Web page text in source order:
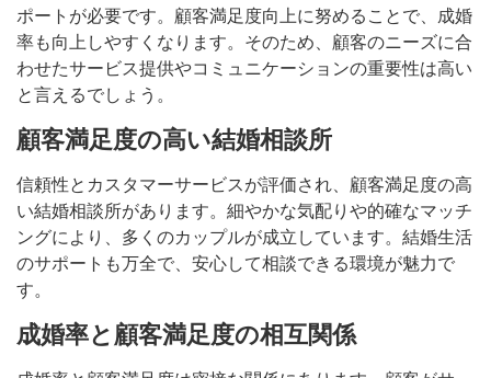
ポートが必要です。顧客満足度向上に努めることで、成婚
率も向上しやすくなります。そのため、顧客のニーズに合
わせたサービス提供やコミュニケーションの重要性は高い
と言えるでしょう。
顧客満足度の高い結婚相談所
信頼性とカスタマーサービスが評価され、顧客満足度の高
い結婚相談所があります。細やかな気配りや的確なマッチ
ングにより、多くのカップルが成立しています。結婚生活
のサポートも万全で、安心して相談できる環境が魅力で
す。
成婚率と顧客満足度の相互関係